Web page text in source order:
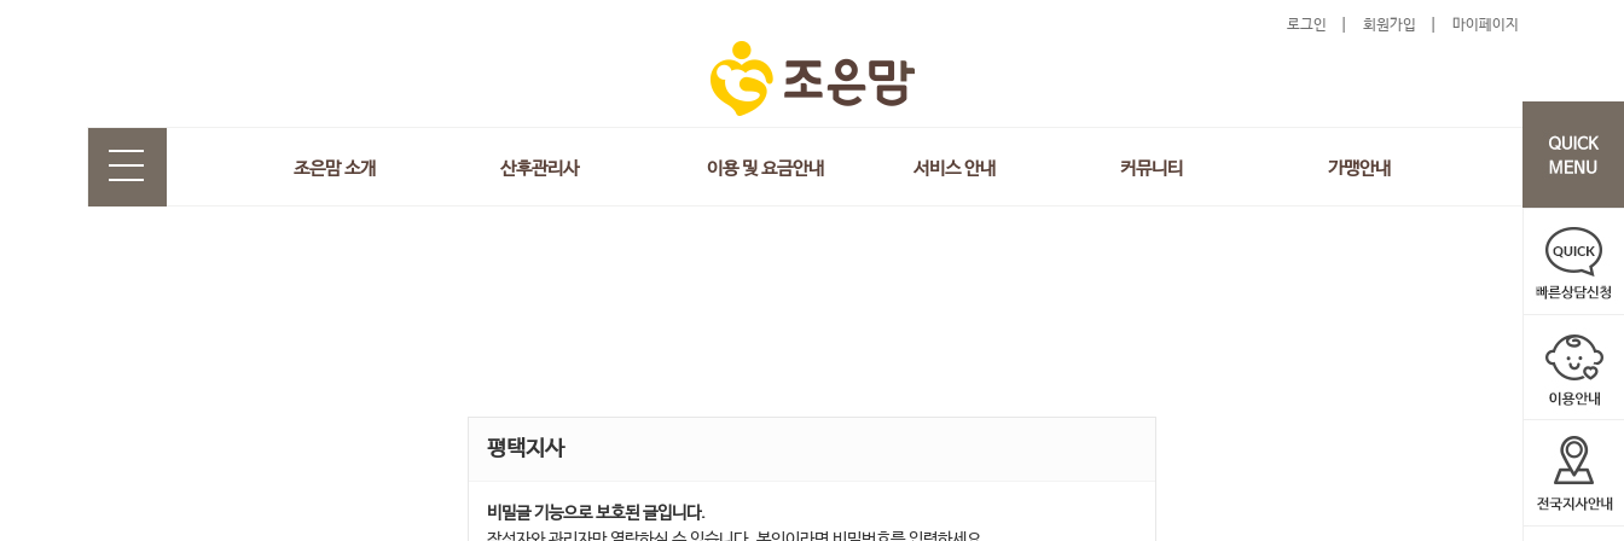
로그인 회원가입 마이페이지
조은맘 소개 산후관리사 이용 및 요금안내 서비스 안내 커뮤니티 가맹안내
평택지사
비밀글 기능으로 보호된 글입니다.